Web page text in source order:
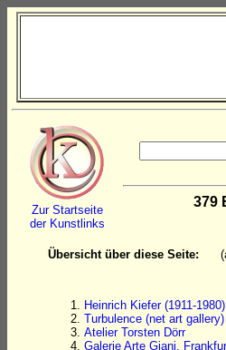
Zur Startseite
der Kunstlinks
379
Übersicht über diese Seite:
Heinrich Kiefer (1911-1980)
Turbulence (net art gallery)
Atelier Torsten Dörr
Galerie Arte Giani,